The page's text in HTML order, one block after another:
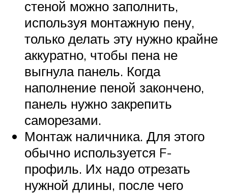
стеной можно заполнить,
используя монтажную пену,
только делать эту нужно крайне
аккуратно, чтобы пена не
выгнула панель. Когда
наполнение пеной закончено,
панель нужно закрепить
саморезами.
Монтаж наличника. Для этого
обычно используется F-
профиль. Их надо отрезать
нужной длины, после чего